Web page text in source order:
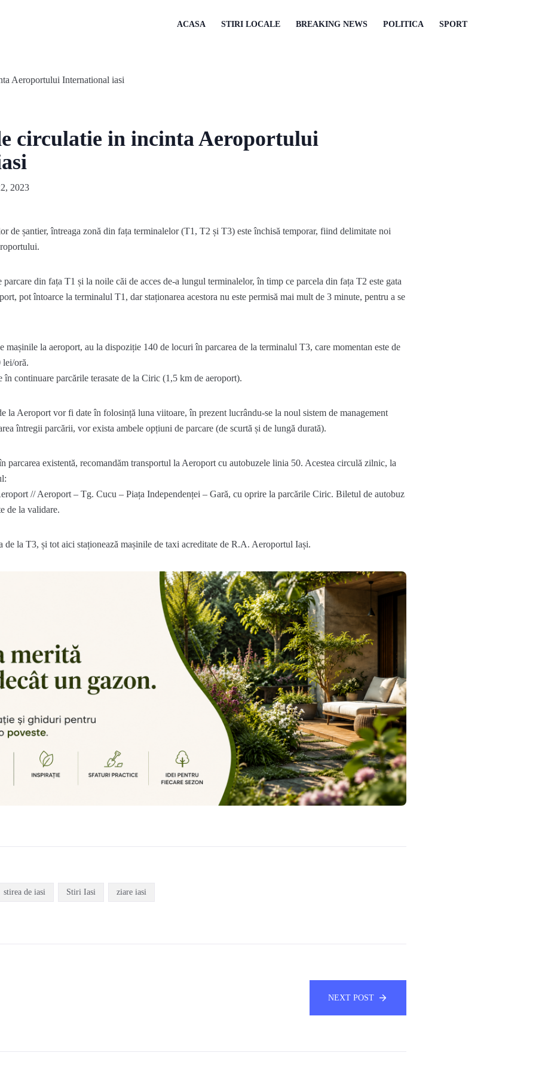
ACASA STIRI LOCALE BREAKING NEWS POLITICA SPORT
circulatie in incinta Aeroportului
2023
de șantier, întreaga zonă din fața terminalelor (T1, T2 și T3) este închisă temporar, fiind delimitate noi
parcare din fața T1 și la noile căi de acces de-a lungul terminalelor, în timp ce parcela din fața T2 este gata
pot întoarce la terminalul T1, dar staționarea acestora nu este permisă mai mult de 3 minute, pentru a se
mașinile la aeroport, au la dispoziție 140 de locuri în parcarea de la terminalul T3, care momentan este de
lei/oră.
continuare parcările terasate de la Ciric (1,5 km de aeroport).
la Aeroport vor fi date în folosință luna viitoare, în prezent lucrându-se la noul sistem de management
întregii parcării, vor exista ambele opțiuni de parcare (de scurtă și de lungă durată).
existentă, recomandăm transportul la Aeroport cu autobuzele linia 50. Acestea circulă zilnic, la
// Aeroport – Tg. Cucu – Piața Independenței – Gară, cu oprire la parcările Ciric. Biletul de autobuz
de la validare.
de la T3, și tot aici staționează mașinile de taxi acreditate de R.A. Aeroportul Iași.
stirea de iasi Stiri Iasi ziare iasi
NEXT POST